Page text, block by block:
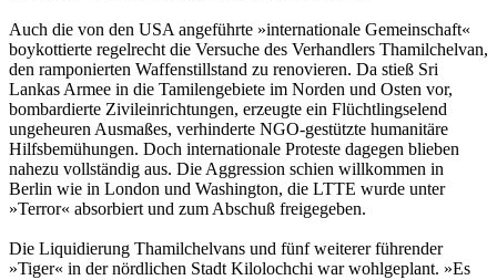
Auch die von den USA angeführte »internationale Gemeinschaft«
boykottierte regelrecht die Versuche des Verhandlers Thamilchelvan,
den ramponierten Waffenstillstand zu renovieren. Da stieß Sri
Lankas Armee in die Tamilengebiete im Norden und Osten vor,
bombardierte Zivileinrichtungen, erzeugte ein Flüchtlingselend
ungeheuren Ausmaßes, verhinderte NGO-gestützte humanitäre
Hilfsbemühungen. Doch internationale Proteste dagegen blieben
nahezu vollständig aus. Die Aggression schien willkommen in
Berlin wie in London und Washington, die LTTE wurde unter
»Terror« absorbiert und zum Abschuß freigegeben.
Die Liquidierung Thamilchelvans und fünf weiterer führender
»Tiger« in der nördlichen Stadt Kilolochchi war wohlgeplant. »Es